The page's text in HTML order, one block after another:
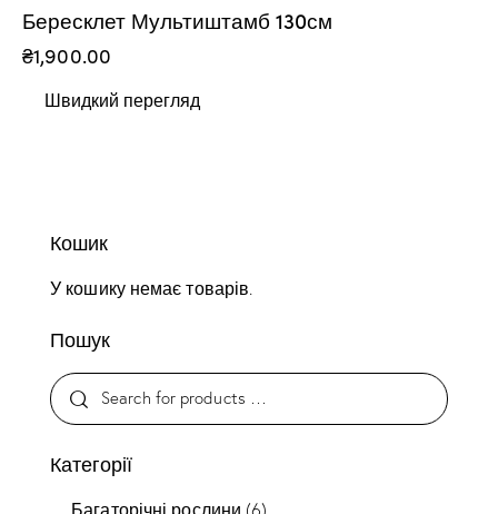
Бересклет Мультиштамб 130см
₴1,900.00
Швидкий перегляд
Кошик
У кошику немає товарів.
Пошук
Категорії
Багаторічні рослини (6)